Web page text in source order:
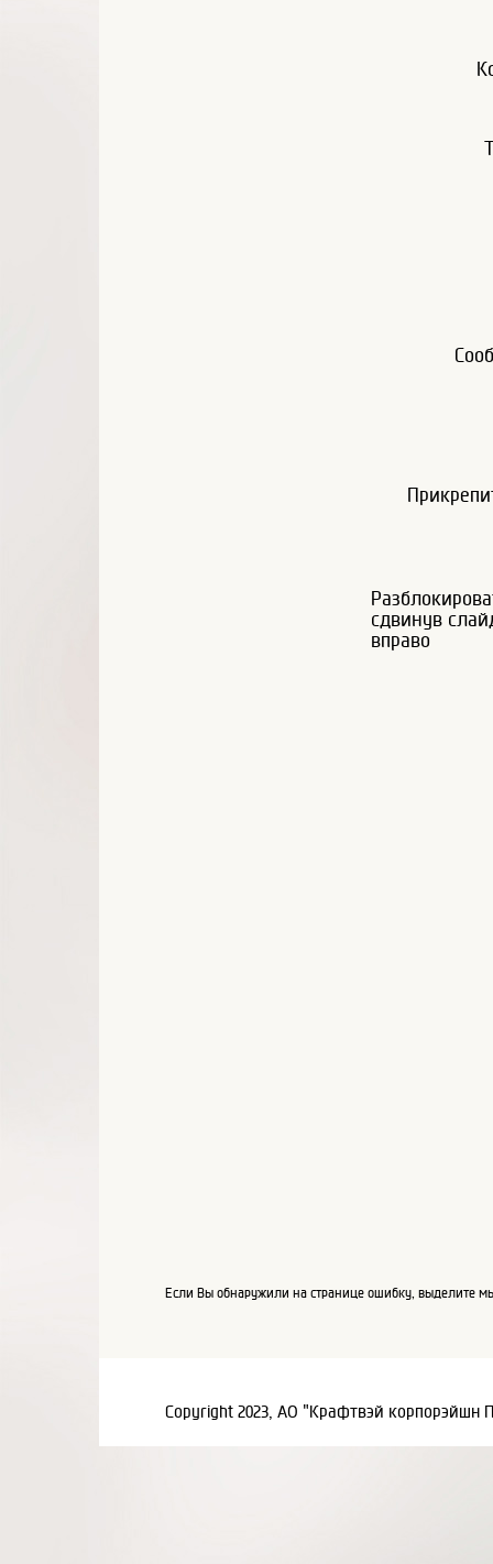
сдвинув
вправо
Если Вы обнаружили на странице ошибку, выделите
Copyright 2023, АО "Крафтвэй корпорэйшн